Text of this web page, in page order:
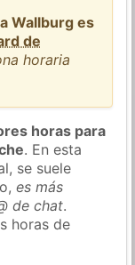
Wallburg es
de
horaria
horas para
. En esta
se suele
es más
de chat.
horas de